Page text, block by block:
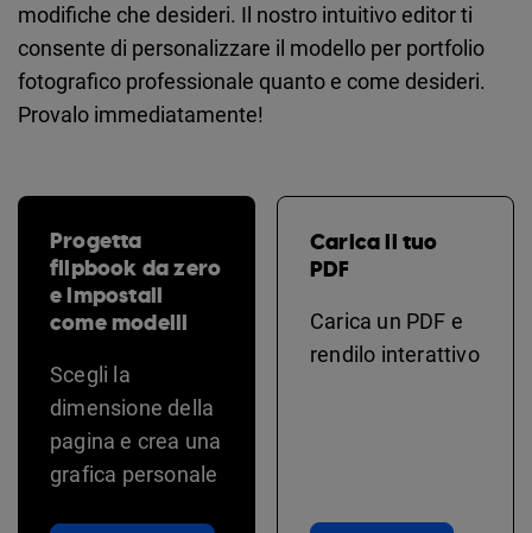
modifiche che desideri. Il nostro intuitivo editor ti
consente di personalizzare il modello per portfolio
fotografico professionale quanto e come desideri.
Provalo immediatamente!
Progetta
flipbook da zero
e impostali
come modelli
Scegli la
dimensione della
pagina e crea una
grafica personale
Carica il tuo
PDF
Carica un PDF e
rendilo interattivo